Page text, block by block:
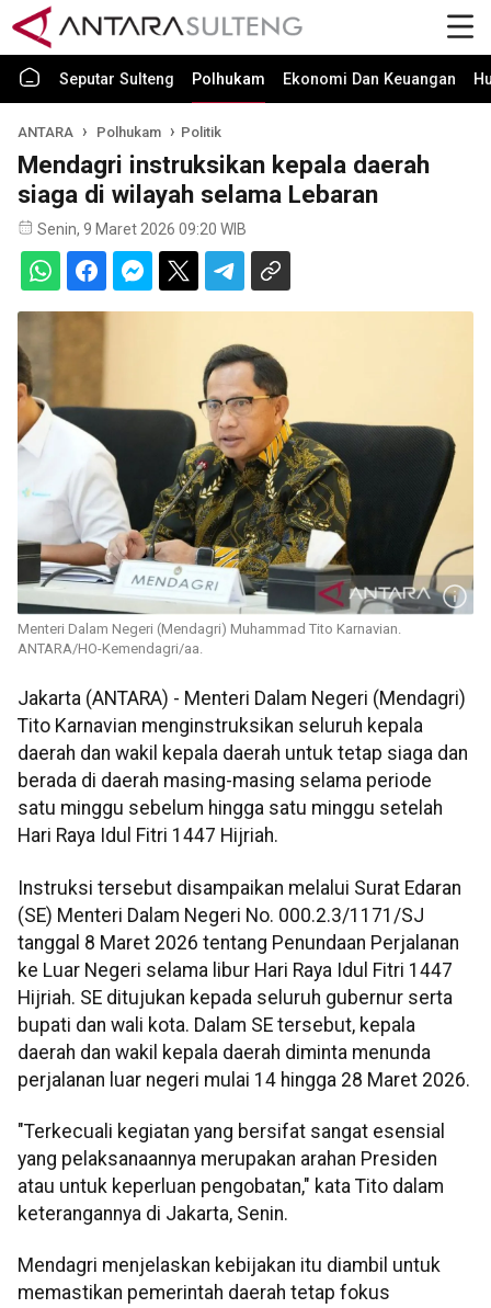
Seputar Sulteng Polhukam Ekonomi Dan Keuangan
ANTARA Polhukam Politik
Mendagri instruksikan kepala daerah
siaga di wilayah selama Lebaran
Senin, 9 Maret 2026 09:20 WIB
Menteri Dalam Negeri (Mendagri) Muhammad Tito Karnavian.
ANTARA/HO-Kemendagri/aa.
Jakarta (ANTARA) - Menteri Dalam Negeri (Mendagri)
Tito Karnavian menginstruksikan seluruh kepala
daerah dan wakil kepala daerah untuk tetap siaga dan
berada di daerah masing-masing selama periode
satu minggu sebelum hingga satu minggu setelah
Hari Raya Idul Fitri 1447 Hijriah.
Instruksi tersebut disampaikan melalui Surat Edaran
(SE) Menteri Dalam Negeri No. 000.2.3/1171/SJ
tanggal 8 Maret 2026 tentang Penundaan Perjalanan
ke Luar Negeri selama libur Hari Raya Idul Fitri 1447
Hijriah. SE ditujukan kepada seluruh gubernur serta
bupati dan wali kota. Dalam SE tersebut, kepala
daerah dan wakil kepala daerah diminta menunda
perjalanan luar negeri mulai 14 hingga 28 Maret 2026.
"Terkecuali kegiatan yang bersifat sangat esensial
yang pelaksanaannya merupakan arahan Presiden
atau untuk keperluan pengobatan," kata Tito dalam
keterangannya di Jakarta, Senin.
Mendagri menjelaskan kebijakan itu diambil untuk
memastikan pemerintah daerah tetap fokus